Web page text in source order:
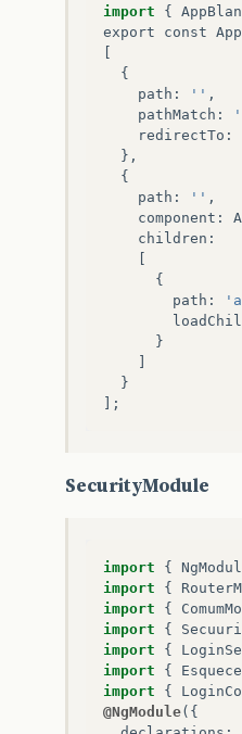
import
{
export
const
{
path : '' ,
pathMatch :
redirectTo :
},
{
path : '' ,
component :
children :
{
path :
}
}
];
SecurityModule
import {
import
{
import
{
import
{
import
{
import
{
import
{
@NgModule({